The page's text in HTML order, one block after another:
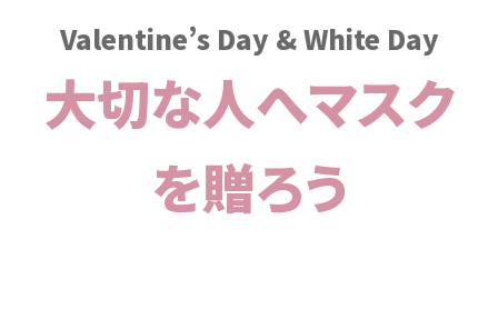
Valentine’s Day & White Day
大切な人へマスク
を贈ろう